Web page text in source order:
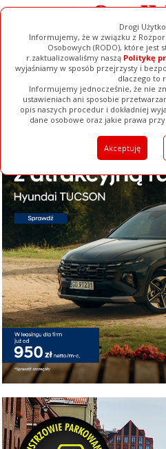
Drogi
Informujemy, że w związku z
Osobowych (RODO), które jest
r.zaktualizowaliśmy naszą Politykę
wyjaśniamy w sposób przejrzysty i
dlaczego to
Informujemy jednocześnie, że nie
ustawieniach ani sposobie
opis naszych procedur i dokładniej
dane osobowe oraz jakie prawa
Akceptuję
Ogłoszenia Filmy